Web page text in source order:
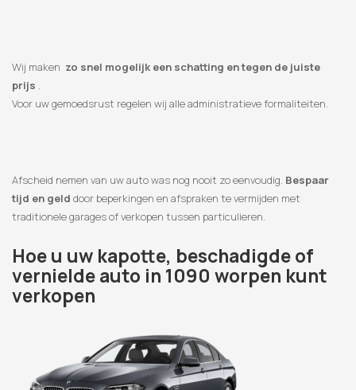
Wij maken zo snel mogelijk een schatting en tegen de juiste
prijs .
Voor uw gemoedsrust regelen wij alle administratieve formaliteiten.
Afscheid nemen van uw auto was nog nooit zo eenvoudig. Bespaar
tijd en geld door beperkingen en afspraken te vermijden met
traditionele garages of verkopen tussen particulieren.
Hoe u uw kapotte, beschadigde of
vernielde auto in 1090 worpen kunt
verkopen